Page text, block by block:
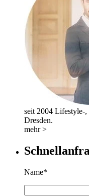
seit 2004 Lifestyle-
Dresden.
mehr >
Name*